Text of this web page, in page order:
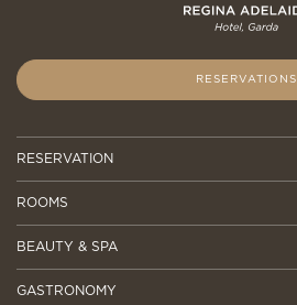
RESERVATIONS
RESERVATION
ROOMS
BEAUTY & SPA
GASTRONOMY